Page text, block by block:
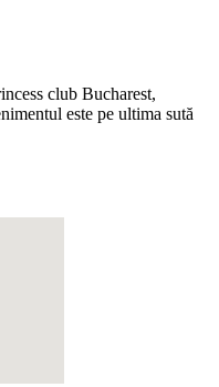
club Bucharest,
este pe ultima sută